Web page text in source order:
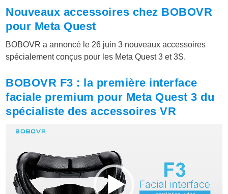
Nouveaux accessoires chez BOBOVR
pour Meta Quest
BOBOVR a annoncé le 26 juin 3 nouveaux accessoires
spécialement conçus pour les Meta Quest 3 et 3S.
BOBOVR F3 : la première interface
faciale premium pour Meta Quest 3 du
spécialiste des accessoires VR
Lecteur